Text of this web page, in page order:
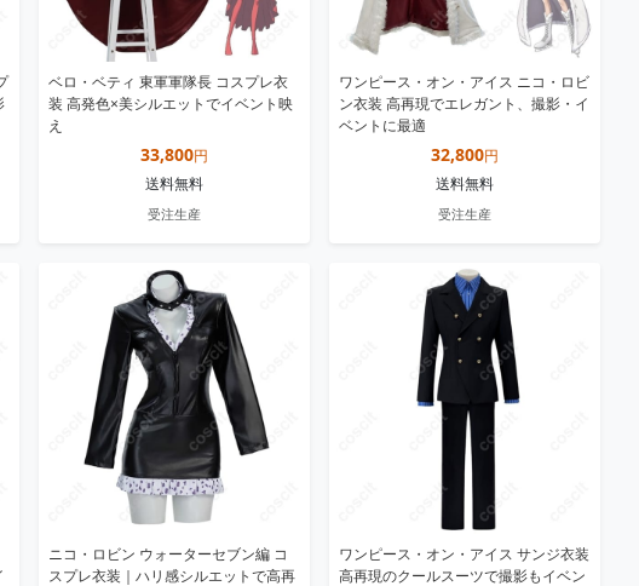
ベロ・ベティ 東軍軍隊長 コスプレ衣
装 高発色×美シルエットでイベント映
え
33,800円
送料無料
受注生産
ワンピース・オン・アイス ニコ・ロビ
ン衣装 高再現でエレガント、撮影・イ
ベントに最適
32,800円
送料無料
受注生産
ニコ・ロビン ウォーターセブン編 コ
スプレ衣装｜ハリ感シルエットで高再
ワンピース・オン・アイス サンジ衣装
高再現のクールスーツで撮影もイベン